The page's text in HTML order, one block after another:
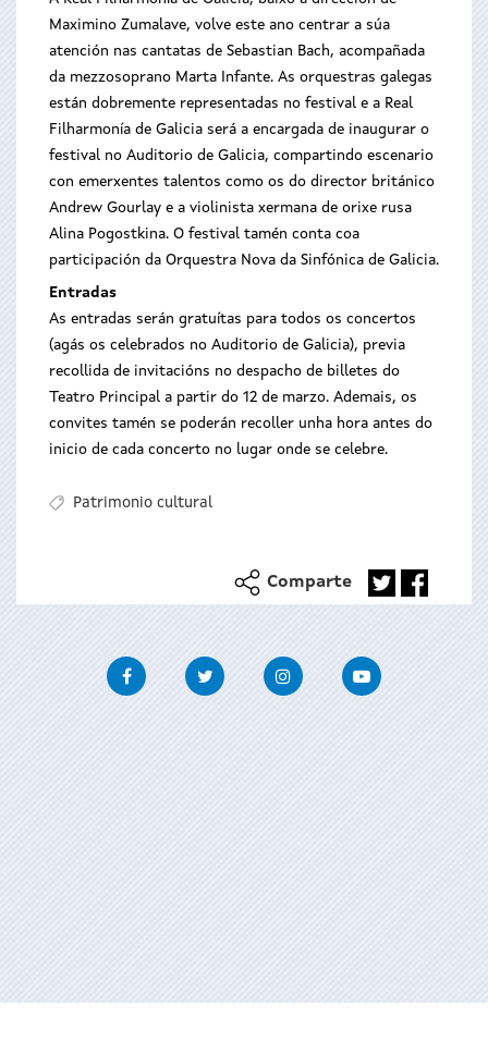
Maximino Zumalave, volve este ano centrar a súa
atención nas cantatas de Sebastian Bach, acompañada
da mezzosoprano Marta Infante. As orquestras galegas
están dobremente representadas no festival e a Real
Filharmonía de Galicia será a encargada de inaugurar o
festival no Auditorio de Galicia, compartindo escenario
con emerxentes talentos como os do director británico
Andrew Gourlay e a violinista xermana de orixe rusa
Alina Pogostkina. O festival tamén conta coa
participación da Orquestra Nova da Sinfónica de Galicia.
Entradas
As entradas serán gratuítas para todos os concertos
(agás os celebrados no Auditorio de Galicia), previa
recollida de invitacións no despacho de billetes do
Teatro Principal a partir do 12 de marzo. Ademais, os
convites tamén se poderán recoller unha hora antes do
inicio de cada concerto no lugar onde se celebre.
Patrimonio cultural
Comparte
FacebookTwitter InstagramYoutube